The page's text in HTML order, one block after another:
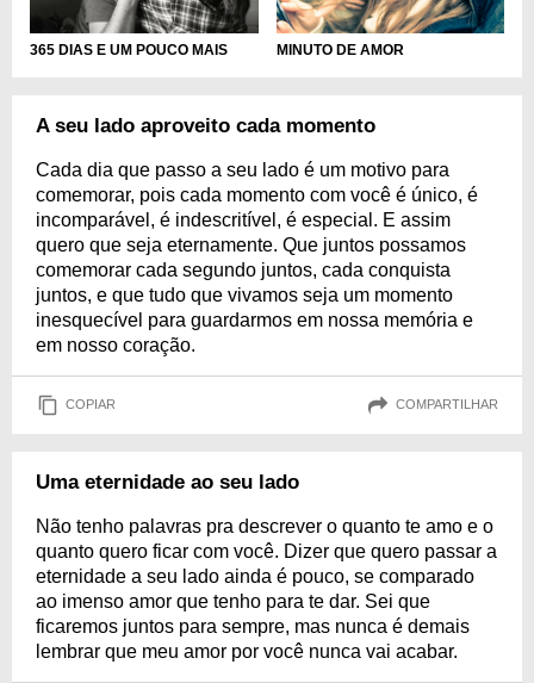
365 DIAS E UM POUCO MAIS MINUTO DE AMOR
A seu lado aproveito cada momento
Cada dia que passo a seu lado é um motivo para
comemorar, pois cada momento com você é único, é
incomparável, é indescritível, é especial. E assim
quero que seja eternamente. Que juntos possamos
comemorar cada segundo juntos, cada conquista
juntos, e que tudo que vivamos seja um momento
inesquecível para guardarmos em nossa memória e
em nosso coração.
COPIAR COMPARTILHAR
Uma eternidade ao seu lado
Não tenho palavras pra descrever o quanto te amo e o
quanto quero ficar com você. Dizer que quero passar a
eternidade a seu lado ainda é pouco, se comparado
ao imenso amor que tenho para te dar. Sei que
ficaremos juntos para sempre, mas nunca é demais
lembrar que meu amor por você nunca vai acabar.